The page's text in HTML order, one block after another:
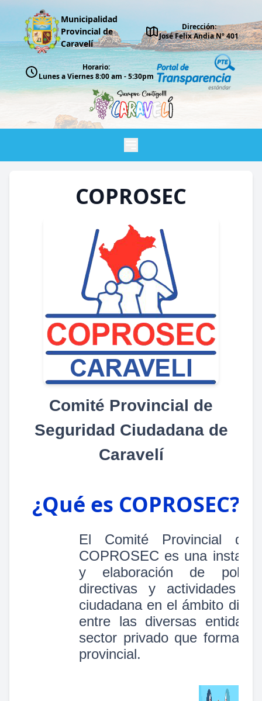
Municipalidad
Provincial de
Caravelí
Dirección:
José Felix Andia Nº 401
Horario:
Lunes a Viernes 8:00 am - 5:30pm
COPROSEC
Comité Provincial de
Seguridad Ciudadana de
Caravelí
¿Qué es COPROSEC?
El Comité Provincial de
COPROSEC es una
y elaboración de
directivas y actividades
ciudadana en el ámbito
entre las diversas
sector privado que forman
provincial.